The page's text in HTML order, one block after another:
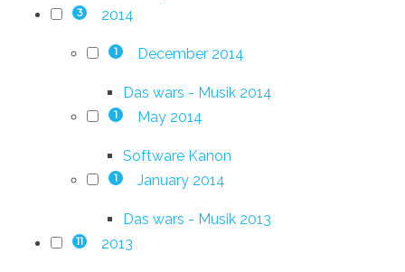
3 2014
1 December 2014
Das wars - Musik 2014
1 May 2014
Software Kanon
1 January 2014
Das wars - Musik 2013
11 2013